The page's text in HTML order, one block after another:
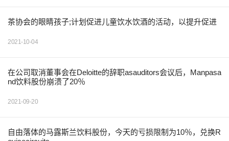
茶协会的眼睛孩子;计划促进儿童饮水饮酒的活动，以提升促进
2021-10-04
在公司取消董事会在Deloitte的辞职asauditors会议后，Manpasa
nd饮料股份崩溃了20％
2021-09-20
自由落体的马露斯兰饮料股份，今天的亏损限制为10％，兑换R